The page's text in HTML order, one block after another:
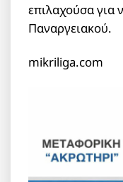
επιλαχούσα για
Παναργειακού.
mikriliga.com